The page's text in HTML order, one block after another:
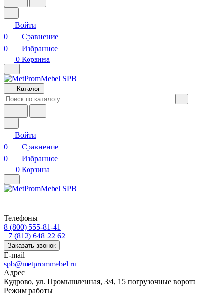
Войти
0
Сравнение
0
Избранное
0 Корзина
Каталог
Войти
0
Сравнение
0
Избранное
0 Корзина
Телефоны
8 (800) 555-81-41
+7 (812) 648-22-62
Заказать звонок
E-mail
spb@metprommebel.ru
Адрес
Кудрово, ул. Промышленная, 3/4, 15 погрузочные ворота
Режим работы